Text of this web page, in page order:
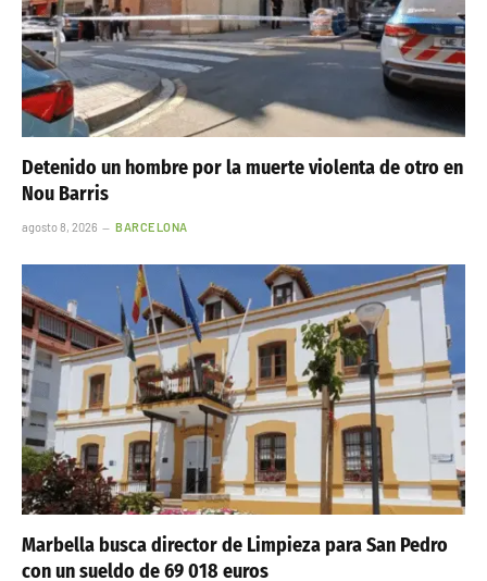
Detenido un hombre por la muerte violenta de otro en
Nou Barris
agosto 8, 2026 BARCELONA
Marbella busca director de Limpieza para San Pedro
con un sueldo de 69 018 euros